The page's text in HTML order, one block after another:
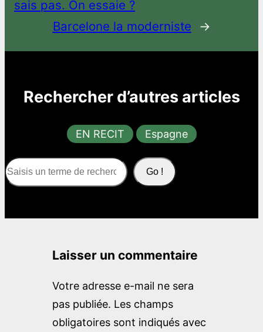
sais pas. On essaie ?
Barcelone la moderniste
→
Rechercher d’autres articles
EN RECIT Espagne
S
e
r
Go !
Laisser un commentaire
Votre adresse e-mail ne sera
pas publiée. Les champs
obligatoires sont indiqués avec